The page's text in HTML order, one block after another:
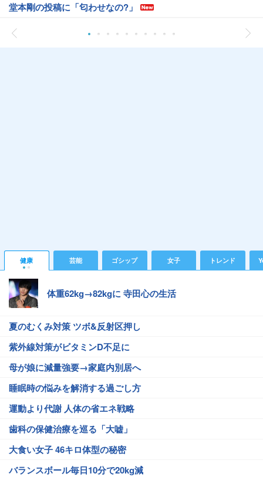
堂本剛の投稿に「匂わせなの?」
健康 芸能 ゴシップ 女子 トレンド
体重62kg→82kgに 寺田心の生活
夏のむくみ対策 ツボ&反射区押し
紫外線対策がビタミンD不足に
母が娘に減量強要→家庭内別居へ
睡眠時の悩みを解消する過ごし方
運動より代謝 人体の省エネ戦略
歯科の保健治療を巡る「大嘘」
大食い女子 46キロ体型の秘密
バランスボール毎日10分で20kg減